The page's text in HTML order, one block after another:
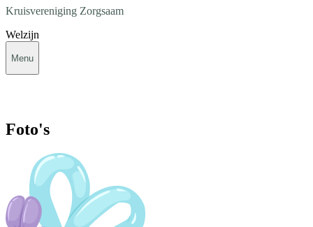
Kruisvereniging Zorgsaam
Welzijn
Menu
Foto's